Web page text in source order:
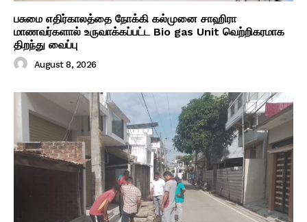
பசுமை எதிர்காலத்தை நோக்கி கல்முனை சாஹிரா
மாணவர்களால் உருவாக்கப்பட்ட Bio gas Unit வெற்றிகரமாக
திறந்து வைப்பு
August 8, 2026